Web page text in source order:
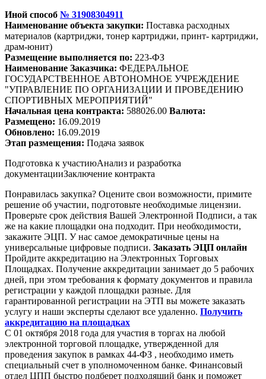
Иной способ № 31908304911
Наименование объекта закупки: Поставка расходных
материалов (картриджи, тонер картриджи, принт- картриджи,
драм-юнит)
Размещение выполняется по: 223-ФЗ
Наименование Заказчика: ФЕДЕРАЛЬНОЕ
ГОСУДАРСТВЕННОЕ АВТОНОМНОЕ УЧРЕЖДЕНИЕ
"УПРАВЛЕНИЕ ПО ОРГАНИЗАЦИИ И ПРОВЕДЕНИЮ
СПОРТИВНЫХ МЕРОПРИЯТИЙ"
Начальная цена контракта: 588026.00 Валюта:
Размещено: 16.09.2019
Обновлено: 16.09.2019
Этап размещения: Подача заявок
Подготовка к участиюАнализ и разработка
документацииЗаключение контракта
Понравилась закупка? Оцените свои возможности, примите
решение об участии, подготовьте необходимые лицензии.
Проверьте срок действия Вашей Электронной Подписи, а так
же на какие площадки она подходит. При необходимости,
закажите ЭЦП. У нас самое демократичные цены на
универсальные цифровые подписи. Заказать ЭЦП онлайн
Пройдите аккредитацию на Электронных Торговых
Площадках. Получение аккредитации занимает до 5 рабочих
дней, при этом требования к формату документов и правила
регистрации у каждой площадки разные. Для
гарантированной регистрации на ЭТП вы можете заказать
услугу и наши эксперты сделают все удаленно. Получить
аккредитацию на площадках
С 01 октября 2018 года для участия в торгах на любой
электронной торговой площадке, утвержденной для
проведения закупок в рамках 44-ФЗ , необходимо иметь
специальный счет в уполномоченном банке. Финансовый
отдел ЦПП быстро подберет подходящий банк и поможет